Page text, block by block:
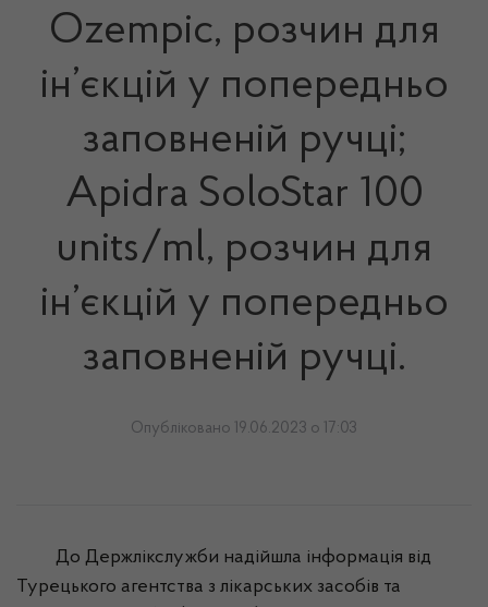
Ozempic, розчин для
ін’єкцій у попередньо
заповненій ручці;
Apidra SoloStar 100
units/ml, розчин для
ін’єкцій у попередньо
заповненій ручці.
Опубліковано 19.06.2023 о 17:03
До Держлікслужби надійшла інформація від
Турецького агентства з лікарських засобів та